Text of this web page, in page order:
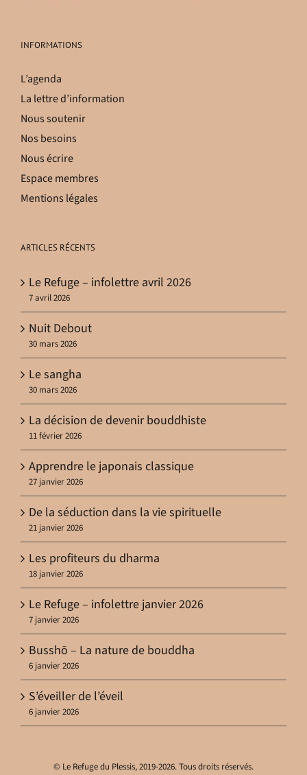
INFORMATIONS
L’agenda
La lettre d’information
Nous soutenir
Nos besoins
Nous écrire
Espace membres
Mentions légales
ARTICLES RÉCENTS
Le Refuge – infolettre avril 2026
7 avril 2026
Nuit Debout
30 mars 2026
Le sangha
30 mars 2026
La décision de devenir bouddhiste
11 février 2026
Apprendre le japonais classique
27 janvier 2026
De la séduction dans la vie spirituelle
21 janvier 2026
Les profiteurs du dharma
18 janvier 2026
Le Refuge – infolettre janvier 2026
7 janvier 2026
Busshō – La nature de bouddha
6 janvier 2026
S’éveiller de l’éveil
6 janvier 2026
© Le Refuge du Plessis, 2019-2026. Tous droits réservés.